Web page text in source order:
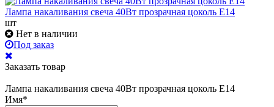
Лампа накаливания свеча 40Вт прозрачная цоколь Е14
шт
Нет в наличии
Под заказ
Заказать товар
Лампа накаливания свеча 40Вт прозрачная цоколь Е14
Имя*